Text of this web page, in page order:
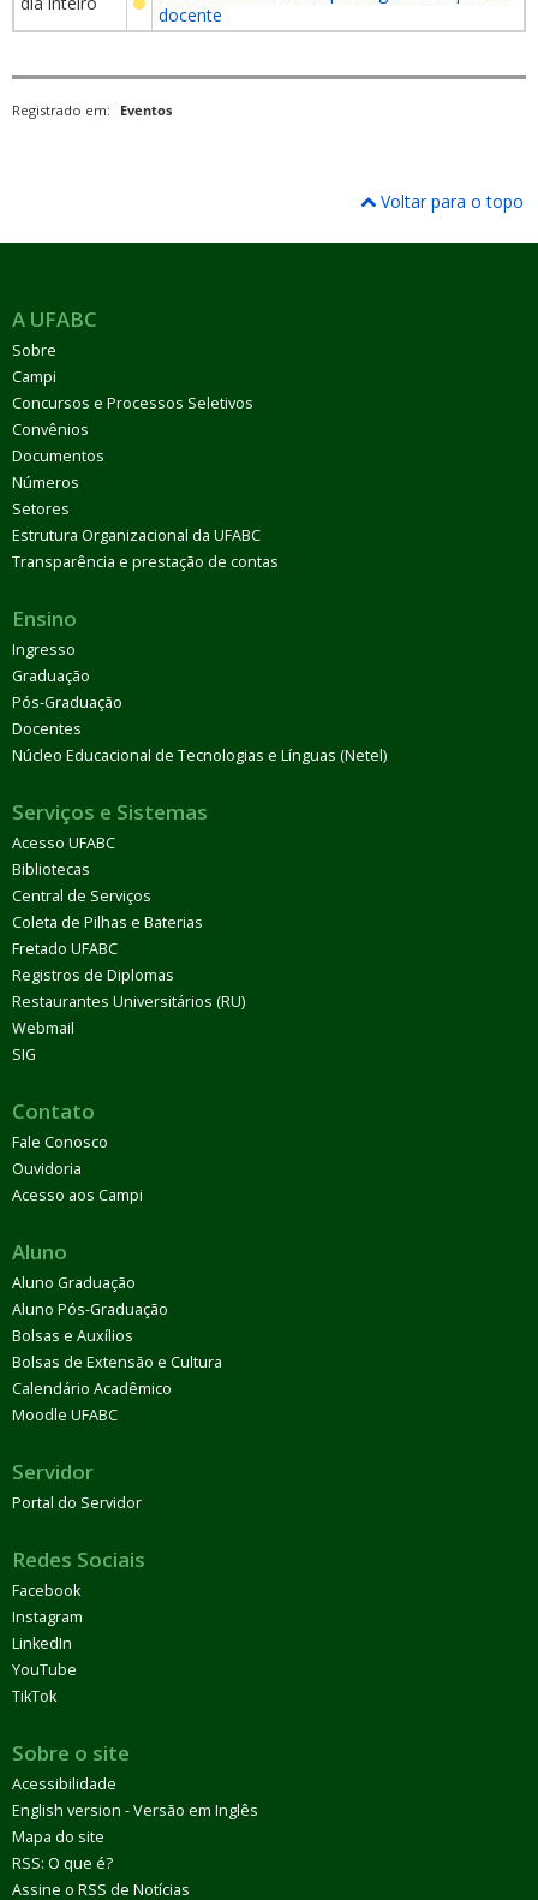
docente
Registrado em: Eventos
Voltar para o topo
A UFABC
Sobre
Campi
Concursos e Processos Seletivos
Convênios
Documentos
Números
Setores
Estrutura Organizacional da UFABC
Transparência e prestação de contas
Ensino
Ingresso
Graduação
Pós-Graduação
Docentes
Núcleo Educacional de Tecnologias e Línguas (Netel)
Serviços e Sistemas
Acesso UFABC
Bibliotecas
Central de Serviços
Coleta de Pilhas e Baterias
Fretado UFABC
Registros de Diplomas
Restaurantes Universitários (RU)
Webmail
SIG
Contato
Fale Conosco
Ouvidoria
Acesso aos Campi
Aluno
Aluno Graduação
Aluno Pós-Graduação
Bolsas e Auxílios
Bolsas de Extensão e Cultura
Calendário Acadêmico
Moodle UFABC
Servidor
Portal do Servidor
Redes Sociais
Facebook
Instagram
LinkedIn
YouTube
TikTok
Sobre o site
Acessibilidade
English version - Versão em Inglês
Mapa do site
RSS: O que é?
Assine o RSS de Notícias